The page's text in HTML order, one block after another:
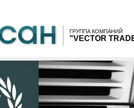
ГРУППА КОМПАНИЙ
"VECTOR